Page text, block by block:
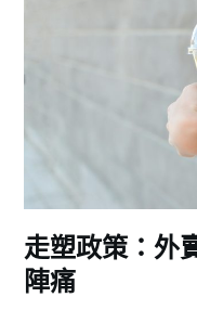
走塑政策：外
陣痛